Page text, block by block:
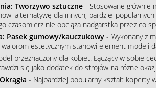
Tworzywo sztuczne- Stosowane głównie
alternatywę dla innych, bardziej
czasomierz nie obciąża nadgarstka przez co
Pasek gumowy/kauczukowy- Wykonany z
estetycznym stanowi element modeli
przeznaczony dla kobiet. Łączący w sobie
się jako dodatek do strojów na różne
- Najbardziej popularny kształt koperty